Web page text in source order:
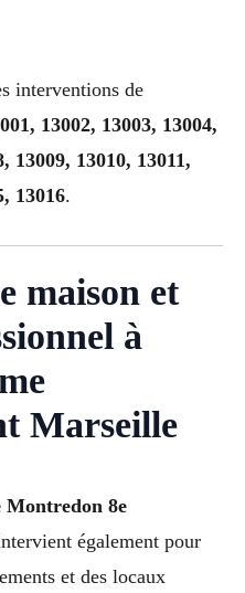
interventions de
13002, 13003, 13004,
13009, 13010, 13011,
13016.
maison et
à
Marseille
8e
également pour
et des locaux